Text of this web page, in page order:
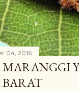
04, 2016
MARANGGI
BARAT